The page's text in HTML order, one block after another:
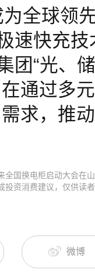
全球领
速快充
团“光、
通过多
求，推
全国换电柜启动大会在
资消费建议，仅供读
微博